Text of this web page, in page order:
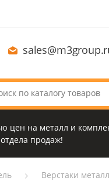
цен на металл и
продаж!
Верстаки